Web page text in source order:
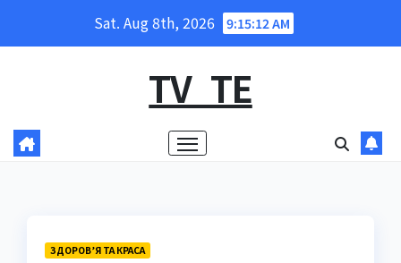
Sat. Aug 8th, 2026 9:15:13 AM
TV_TE
ЗДОРОВ’Я ТА КРАСА